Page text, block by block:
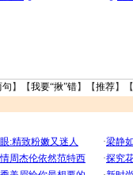
句 】【我要“揪”错】【推荐】